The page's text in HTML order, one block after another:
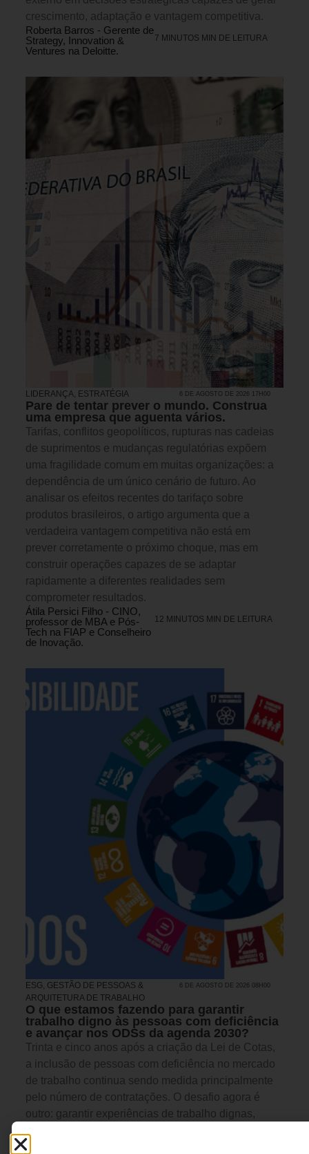
crescimento, adaptação e vantagem competitiva.
Roberta Barros - Gerente de
Strategy, Innovation &
Ventures na Deloitte.
7 MINUTOS MIN DE LEITURA
LIDERANÇA ESTRATÉGIA 6 DE AGOSTO DE 2026 17H00
Pare de tentar prever o mundo. Construa
uma empresa que aguenta vários.
Tarifas, conflitos geopolíticos, rupturas nas cadeias
de suprimentos e mudanças regulatórias expõem
uma fragilidade comum em muitas organizações: a
dependência de um único cenário de futuro. Ao
analisar os efeitos recentes do tarifaço sobre
produtos brasileiros, o artigo argumenta que a
verdadeira vantagem competitiva não está em
prever corretamente o próximo choque, mas em
construir operações capazes de se adaptar
rapidamente a diferentes realidades sem
comprometer resultados.
Átila Persici Filho - CINO,
professor de MBA e Pós-
Tech na FIAP e Conselheiro
de Inovação.
12 MINUTOS MIN DE LEITURA
ESG GESTÃO DE PESSOAS &
ARQUITETURA DE TRABALHO
6 DE AGOSTO DE 2026 08H00
O que estamos fazendo para garantir
trabalho digno às pessoas com deficiência
e avançar nos ODSs da agenda 2030?
Trinta e cinco anos após a criação da Lei de Cotas,
a inclusão de pessoas com deficiência no mercado
de trabalho continua sendo medida principalmente
pelo número de contratações. O desafio agora é
outro: garantir experiências de trabalho dignas,
pertencimento e crescimento profissional.